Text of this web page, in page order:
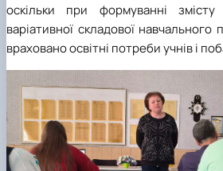
оскільки при формуванні
варіативної складової
враховано освітні потреби учнів і